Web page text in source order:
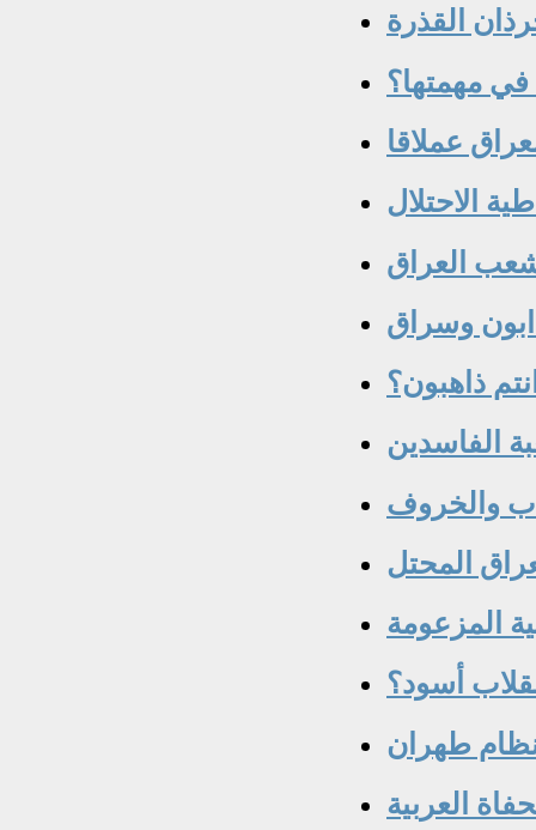
القذرة
مهمتها؟
عملاقا
الاحتلال
العراق
وسراق
ذاهبون؟
الفاسدين
والخروف
المحتل
المزعومة
أسود؟
طهران
العربية